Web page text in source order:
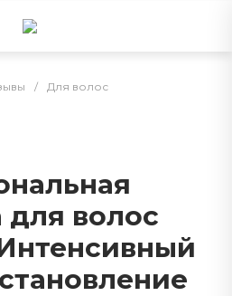
/ Для волос
для волос